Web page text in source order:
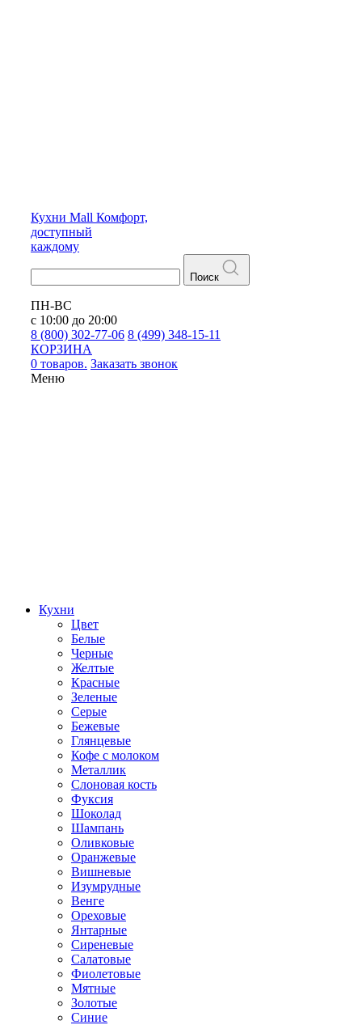
Кухни Mall Комфорт,
доступный
каждому
Поиск
ПН-ВС
с 10:00 до 20:00
8 (800) 302-77-06 8 (499) 348-15-11
КОРЗИНА
0 товаров. Заказать звонок
Меню
Кухни
Цвет
Белые
Черные
Желтые
Красные
Зеленые
Серые
Бежевые
Глянцевые
Кофе с молоком
Металлик
Слоновая кость
Фуксия
Шоколад
Шампань
Оливковые
Оранжевые
Вишневые
Изумрудные
Венге
Ореховые
Янтарные
Сиреневые
Салатовые
Фиолетовые
Мятные
Золотые
Синие